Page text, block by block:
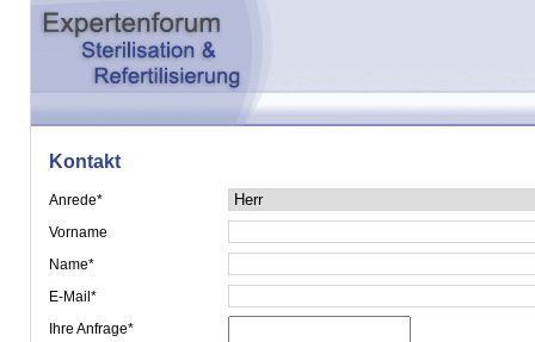
Kontakt
Anrede*
Vorname
Name*
E-Mail*
Ihre Anfrage*